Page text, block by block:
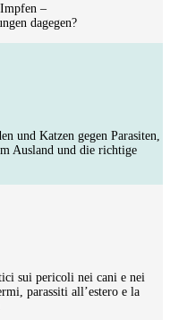
–
dagegen?
und Katzen gegen Parasiten,
Ausland und die richtige
sui pericoli nei cani e nei
parassiti all’estero e la